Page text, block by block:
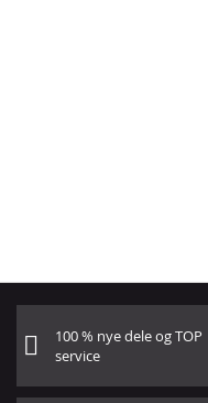
100 % nye dele og TOP
service